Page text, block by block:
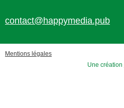
contact@happymedia.pub
Mentions légales
Une création